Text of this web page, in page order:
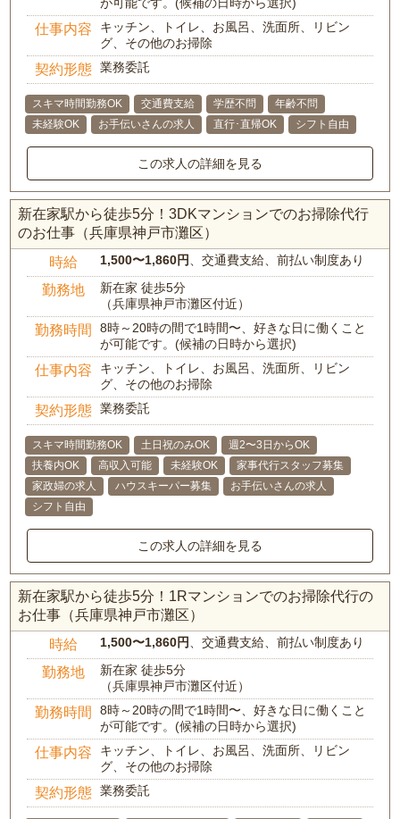
仕事内容
キッチン、トイレ、お風呂、洗面所、リビン
グ、その他のお掃除
契約形態 業務委託
スキマ時間勤務OK 交通費支給 学歴不問
年齢不問
未経験OK
お手伝いさんの求人 直行･直帰OK シフト自由
この求人の詳細を見る
新在家駅から徒歩5分！3DKマンションでのお掃除代行
のお仕事（兵庫県神戸市灘区）
時給 1,500〜1,860円 、交通費支給、前払い制度あり
勤務地
新在家 徒歩5分
（兵庫県神戸市灘区付近）
勤務時間
8時～20時の間で1時間〜、好きな日に働くこと
が可能です。(候補の日時から選択)
仕事内容
キッチン、トイレ、お風呂、洗面所、リビン
グ、その他のお掃除
契約形態 業務委託
スキマ時間勤務OK 土日祝のみOK
週2〜3日からOK
扶養内OK
高収入可能 未経験OK
家事代行スタッフ募集
家政婦の求人
ハウスキーパー募集
お手伝いさんの求人
シフト自由
この求人の詳細を見る
新在家駅から徒歩5分！1Rマンションでのお掃除代行の
お仕事（兵庫県神戸市灘区）
時給 1,500〜1,860円 、交通費支給、前払い制度あり
勤務地
新在家 徒歩5分
（兵庫県神戸市灘区付近）
勤務時間
8時～20時の間で1時間〜、好きな日に働くこと
が可能です。(候補の日時から選択)
仕事内容
キッチン、トイレ、お風呂、洗面所、リビン
グ、その他のお掃除
契約形態 業務委託